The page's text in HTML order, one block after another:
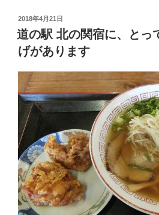
投
稿
日:
2018年4月21日
道の駅 北の関宿に、とっ
げがあります